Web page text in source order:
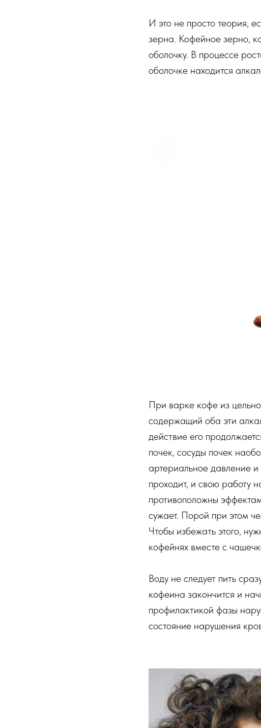
И это не просто теория,
зерна. Кофейное зерно,
оболочку. В процессе
оболочке находится
При варке кофе из
содержащий оба эти
действие его
почек, сосуды почек
артериальное давление
проходит, и свою работу
противоположны
сужает. Порой при этом
Чтобы избежать этого,
кофейнях вместе с
Воду не следует пить
кофеина закончится и
профилактикой фазы
состояние нарушения